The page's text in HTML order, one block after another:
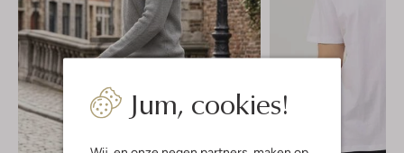
Jum, cookies!